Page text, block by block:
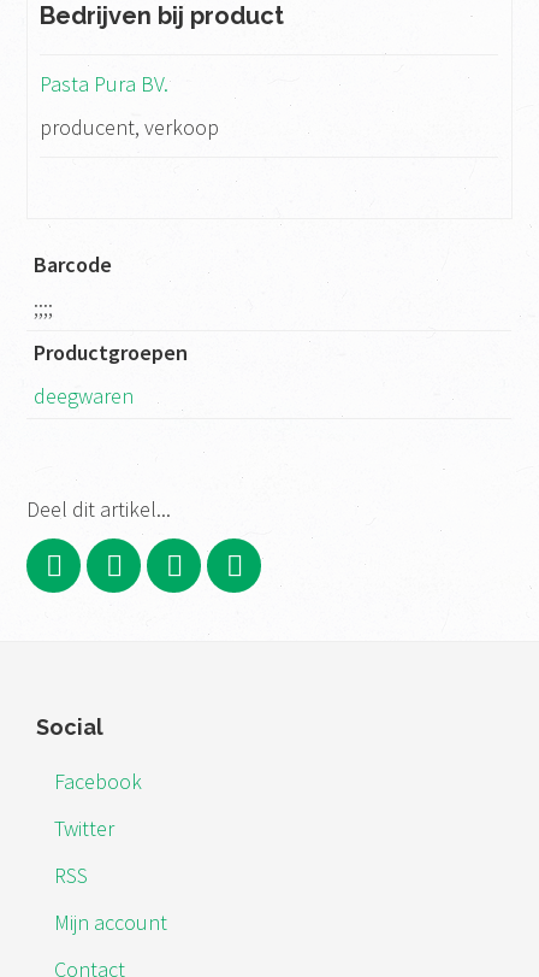
Bedrijven bij product
Pasta Pura BV.
producent, verkoop
Barcode
;;;;
Productgroepen
deegwaren
Deel dit artikel...
Footer
Social
Facebook
Twitter
RSS
Mijn account
Contact